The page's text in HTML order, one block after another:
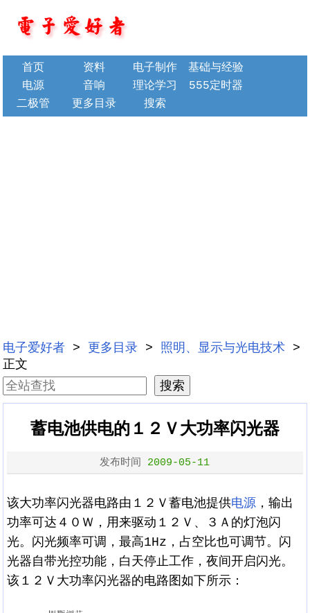
首页 资料 电子制作
基础与经验
电源
音响 理论学习
555定时器
二极管
更多目录 搜索
电子爱好者 > 更多目录 > 照明、显示与光电技术 >
正文
蓄电池供电的１２Ｖ大功率闪光器
发布时间 2009-05-11
该大功率闪光器电路由１２Ｖ蓄电池提供电源，输出
功率可达４０Ｗ，用来驱动１２Ｖ、３Ａ的灯泡闪
光。闪光频率可调，最高1Hz，占空比也可调节。闪
光器自带光控功能，白天停止工作，夜间开启闪光。
该１２Ｖ大功率闪光器的电路图如下所示：